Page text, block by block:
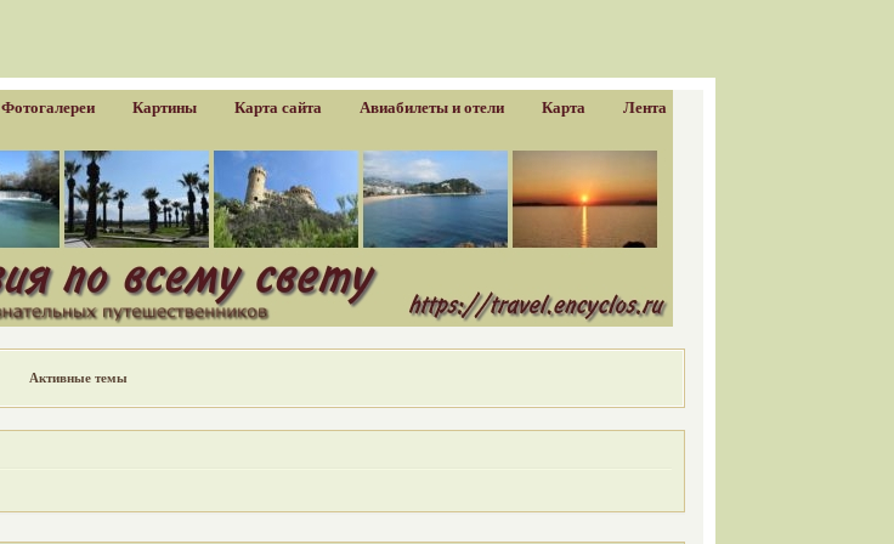
Фотогалереи Картины Карта сайта Авиабилеты и отели Карта Лента
Активные темы